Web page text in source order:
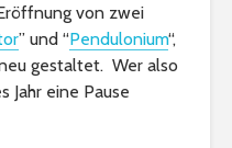
von zwei
” und “Pendulonium“,
gestaltet. Wer also
Jahr eine Pause